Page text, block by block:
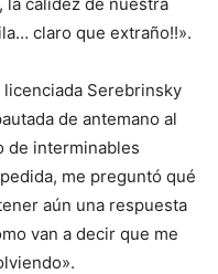
claro que extraño!!».
licenciada Serebrinsky
de antemano al
de interminables
me preguntó qué
aún una respuesta
van a decir que me